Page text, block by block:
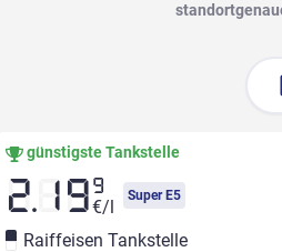
günstigste Tankstelle
2.19 9
€/l
Super E5
Raiffeisen Tankstelle